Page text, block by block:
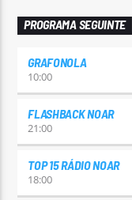
PROGRAMA SEGUINTE
GRAFONOLA
10:00
FLASHBACK NOAR
21:00
TOP 15 RÁDIO NOAR
18:00